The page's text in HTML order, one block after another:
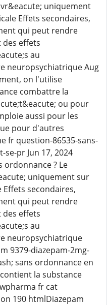
uniquement
Effets secondaires,
qui peut rendre
effets
au
neuropsychiatrique Aug
on l'utilise
combattre la
ou pour
aussi pour les
pour d'autres
fr question-86535-sans-
pr Jun 17, 2024
ordonnance ? Le
uniquement sur
secondaires,
qui peut rendre
effets
au
neuropsychiatrique
9379-diazepam-2mg-
sans ordonnance en
la substance
fr cat
190 htmlDiazepam